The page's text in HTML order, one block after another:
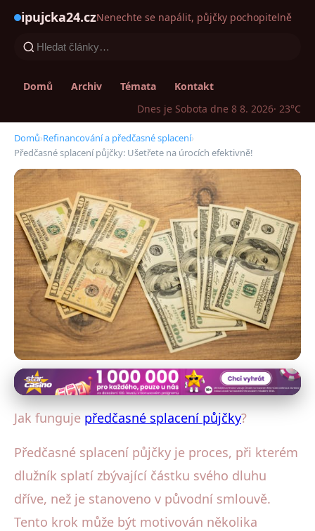
ipujcka24.czNenechte se napálit, půjčky pochopitelně
Domů Archiv Témata
Kontakt
Dnes je Sobota dne 8 8. 2026· 23°C
Domů›Refinancování a předčasné splacení›
Předčasné splacení půjčky: Ušetřete na úrocích efektivně!
Refinancování a předčasné splacení
Předčasné splacení půjčky:
30. 7. 2025· 4 min čtení · Autor: Petra Váchová
Jak funguje předčasné splacení půjčky?
Předčasné splacení půjčky je proces, při kterém
dlužník splatí zbývající částku svého dluhu
dříve, než je stanoveno v původní smlouvě.
Tento krok může být motivován několika